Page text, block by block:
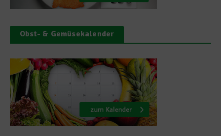
Obst- & Gemüsekalender